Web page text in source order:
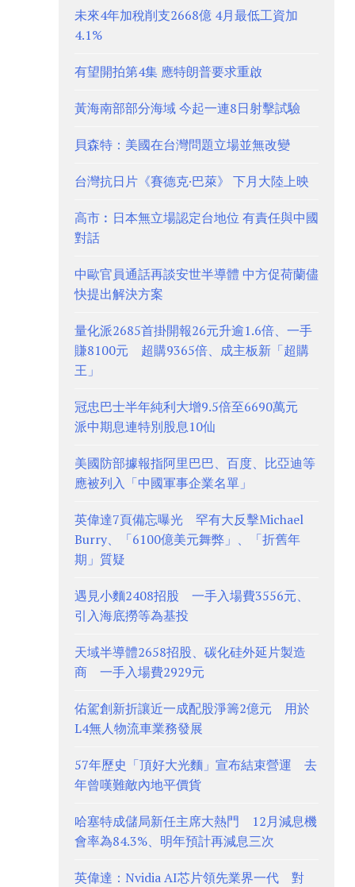
未來4年加稅削支2668億 4月最低工資加
4.1%
有望開拍第4集 應特朗普要求重啟
黃海南部部分海域 今起一連8日射擊試驗
貝森特：美國在台灣問題立場並無改變
台灣抗日片《賽德克·巴萊》 下月大陸上映
高市︰日本無立場認定台地位 有責任與中國
對話
中歐官員通話再談安世半導體 中方促荷蘭儘
快提出解決方案
量化派2685首掛開報26元升逾1.6倍、一手
賺8100元 超購9365倍、成主板新「超購
王」
冠忠巴士半年純利大增9.5倍至6690萬元
派中期息連特別股息10仙
美國防部據報指阿里巴巴、百度、比亞迪等
應被列入「中國軍事企業名單」
英偉達7頁備忘曝光 罕有大反擊Michael
Burry、「6100億美元舞弊」、「折舊年
期」質疑
遇見小麵2408招股 一手入場費3556元、
引入海底撈等為基投
天域半導體2658招股、碳化硅外延片製造
商 一手入場費2929元
佑駕創新折讓近一成配股淨籌2億元 用於
L4無人物流車業務發展
57年歷史「頂好大光麵」宣布結束營運 去
年曾嘆難敵內地平價貨
哈塞特成儲局新任主席大熱門 12月減息機
會率為84.3%、明年預計再減息三次
英偉達：Nvidia AI芯片領先業界一代 對